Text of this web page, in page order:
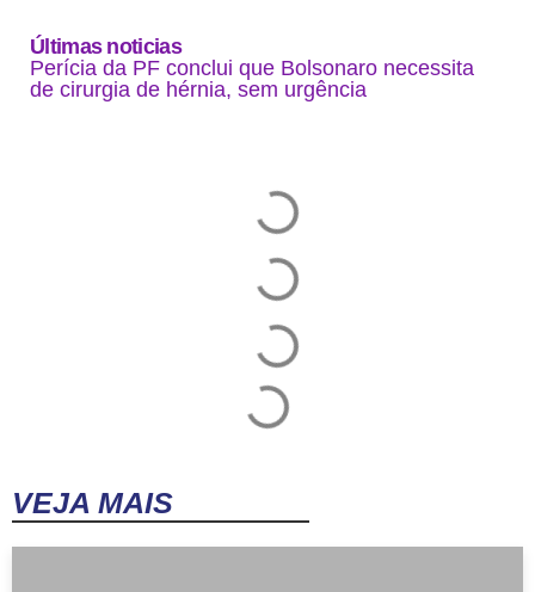
Últimas noticias
Perícia da PF conclui que Bolsonaro necessita
de cirurgia de hérnia, sem urgência
VEJA MAIS